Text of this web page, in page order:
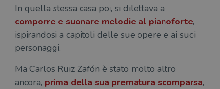
In quella stessa casa poi, si dilettava a
comporre e suonare melodie al pianoforte,
ispirandosi a capitoli delle sue opere e ai suoi
personaggi.
Ma Carlos Ruiz Zafón è stato molto altro
ancora, prima della sua prematura scomparsa,